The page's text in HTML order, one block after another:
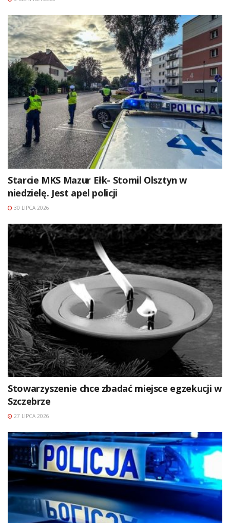
Starcie MKS Mazur Ełk- Stomil Olsztyn w
niedzielę. Jest apel policji
30 LIPCA 2026
Stowarzyszenie chce zbadać miejsce egzekucji w
Szczebrze
27 LIPCA 2026